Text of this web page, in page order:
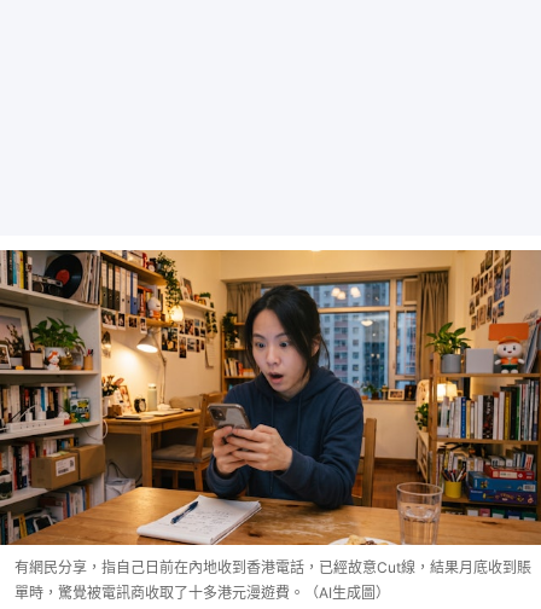
有網民分享，指自己日前在內地收到香港電話，已經故意Cut線，結果月底收到賬
單時，驚覺被電訊商收取了十多港元漫遊費。（AI生成圖）